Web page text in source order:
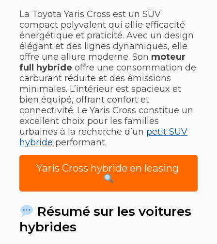
La Toyota Yaris Cross est un SUV
compact polyvalent qui allie efficacité
énergétique et praticité. Avec un design
élégant et des lignes dynamiques, elle
offre une allure moderne. Son moteur
full hybride offre une consommation de
carburant réduite et des émissions
minimales. L’intérieur est spacieux et
bien équipé, offrant confort et
connectivité. Le Yaris Cross constitue un
excellent choix pour les familles
urbaines à la recherche d’un petit SUV
hybride performant.
Yaris Cross hybride en leasing
Résumé sur les voitures
hybrides